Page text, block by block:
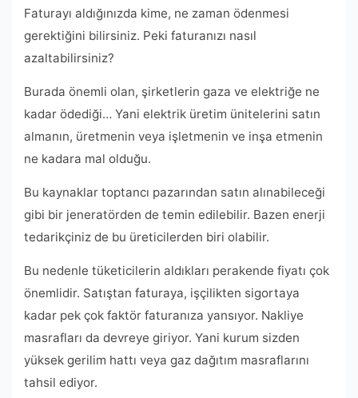
Faturayı aldığınızda kime, ne zaman ödenmesi
gerektiğini bilirsiniz. Peki faturanızı nasıl
azaltabilirsiniz?
Burada önemli olan, şirketlerin gaza ve elektriğe ne
kadar ödediği… Yani elektrik üretim ünitelerini satın
almanın, üretmenin veya işletmenin ve inşa etmenin
ne kadara mal olduğu.
Bu kaynaklar toptancı pazarından satın alınabileceği
gibi bir jeneratörden de temin edilebilir. Bazen enerji
tedarikçiniz de bu üreticilerden biri olabilir.
Bu nedenle tüketicilerin aldıkları perakende fiyatı çok
önemlidir. Satıştan faturaya, işçilikten sigortaya
kadar pek çok faktör faturanıza yansıyor. Nakliye
masrafları da devreye giriyor. Yani kurum sizden
yüksek gerilim hattı veya gaz dağıtım masraflarını
tahsil ediyor.